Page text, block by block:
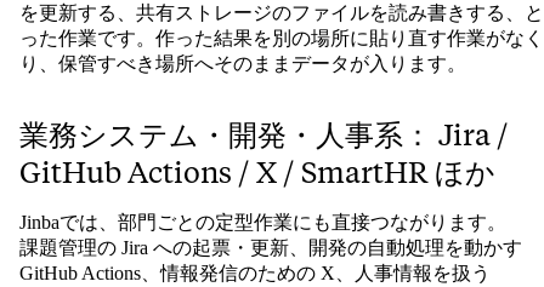
を更新する、共有ストレージのファイルを読み書きする、
った作業です。作った結果を別の場所に貼り直す作業がな
り、保管すべき場所へそのままデータが入ります。
業務システム・開発・人事系： Jira /
GitHub Actions / X / SmartHR ほか
Jinbaでは、部門ごとの定型作業にも直接つながります。
課題管理の Jira への起票・更新、開発の自動処理を動かす
GitHub Actions、情報発信のための X、人事情報を扱う